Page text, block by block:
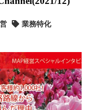
業務特化